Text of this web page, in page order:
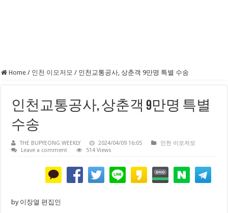
Home / 인천 이모저모 / 인천교통공사, 상춘객 9만명 특별 수송
인천교통공사, 상춘객 9만명 특별
수송
THE BUPYEONG WEEKLY 2024/04/09 16:05
인천 이모저모
Leave a comment
514 Views
by 이장열 편집인